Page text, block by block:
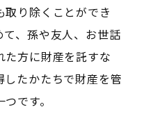
り除くことができ
、孫や友人、お世話
た方に財産を託すな
したかたちで財産を管
です。